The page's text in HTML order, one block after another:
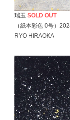
瑞玉 SOLD OUT
（紙本彩色 0号）
RYO HIRAOKA